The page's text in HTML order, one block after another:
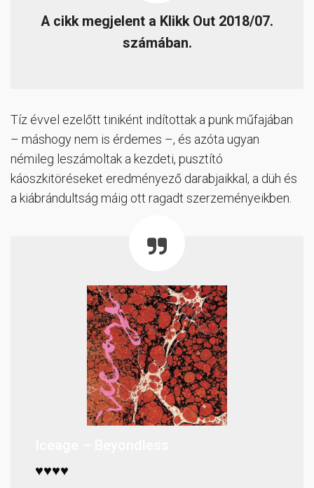
A cikk megjelent a Klikk Out 2018/07.
számában.
Tíz évvel ezelőtt tiniként indítottak a punk műfajában
– máshogy nem is érdemes –, és azóta ugyan
némileg leszámoltak a kezdeti, pusztító
káoszkitöréseket eredményező darabjaikkal, a düh és
a kiábrándultság máig ott ragadt szerzeményeikben.
♥♥♥♥